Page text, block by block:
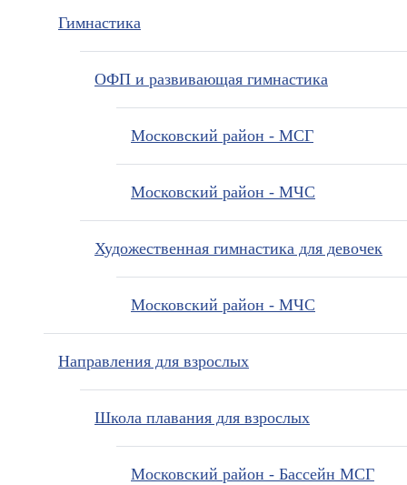
Гимнастика
ОФП и развивающая гимнастика
Московский район - МСГ
Московский район - МЧС
Художественная гимнастика для девочек
Московский район - МЧС
Направления для взрослых
Школа плавания для взрослых
Московский район - Бассейн МСГ